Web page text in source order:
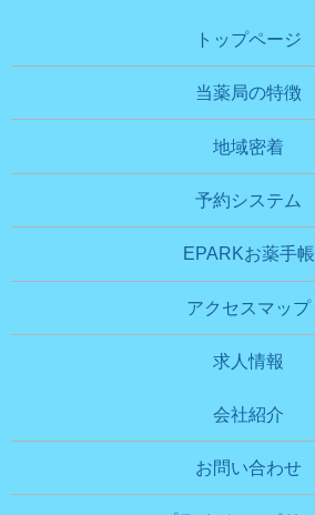
トップページ
当薬局の特徴
地域密着
予約システム
EPARKお薬手帳
アクセスマップ
求人情報
会社紹介
お問い合わせ